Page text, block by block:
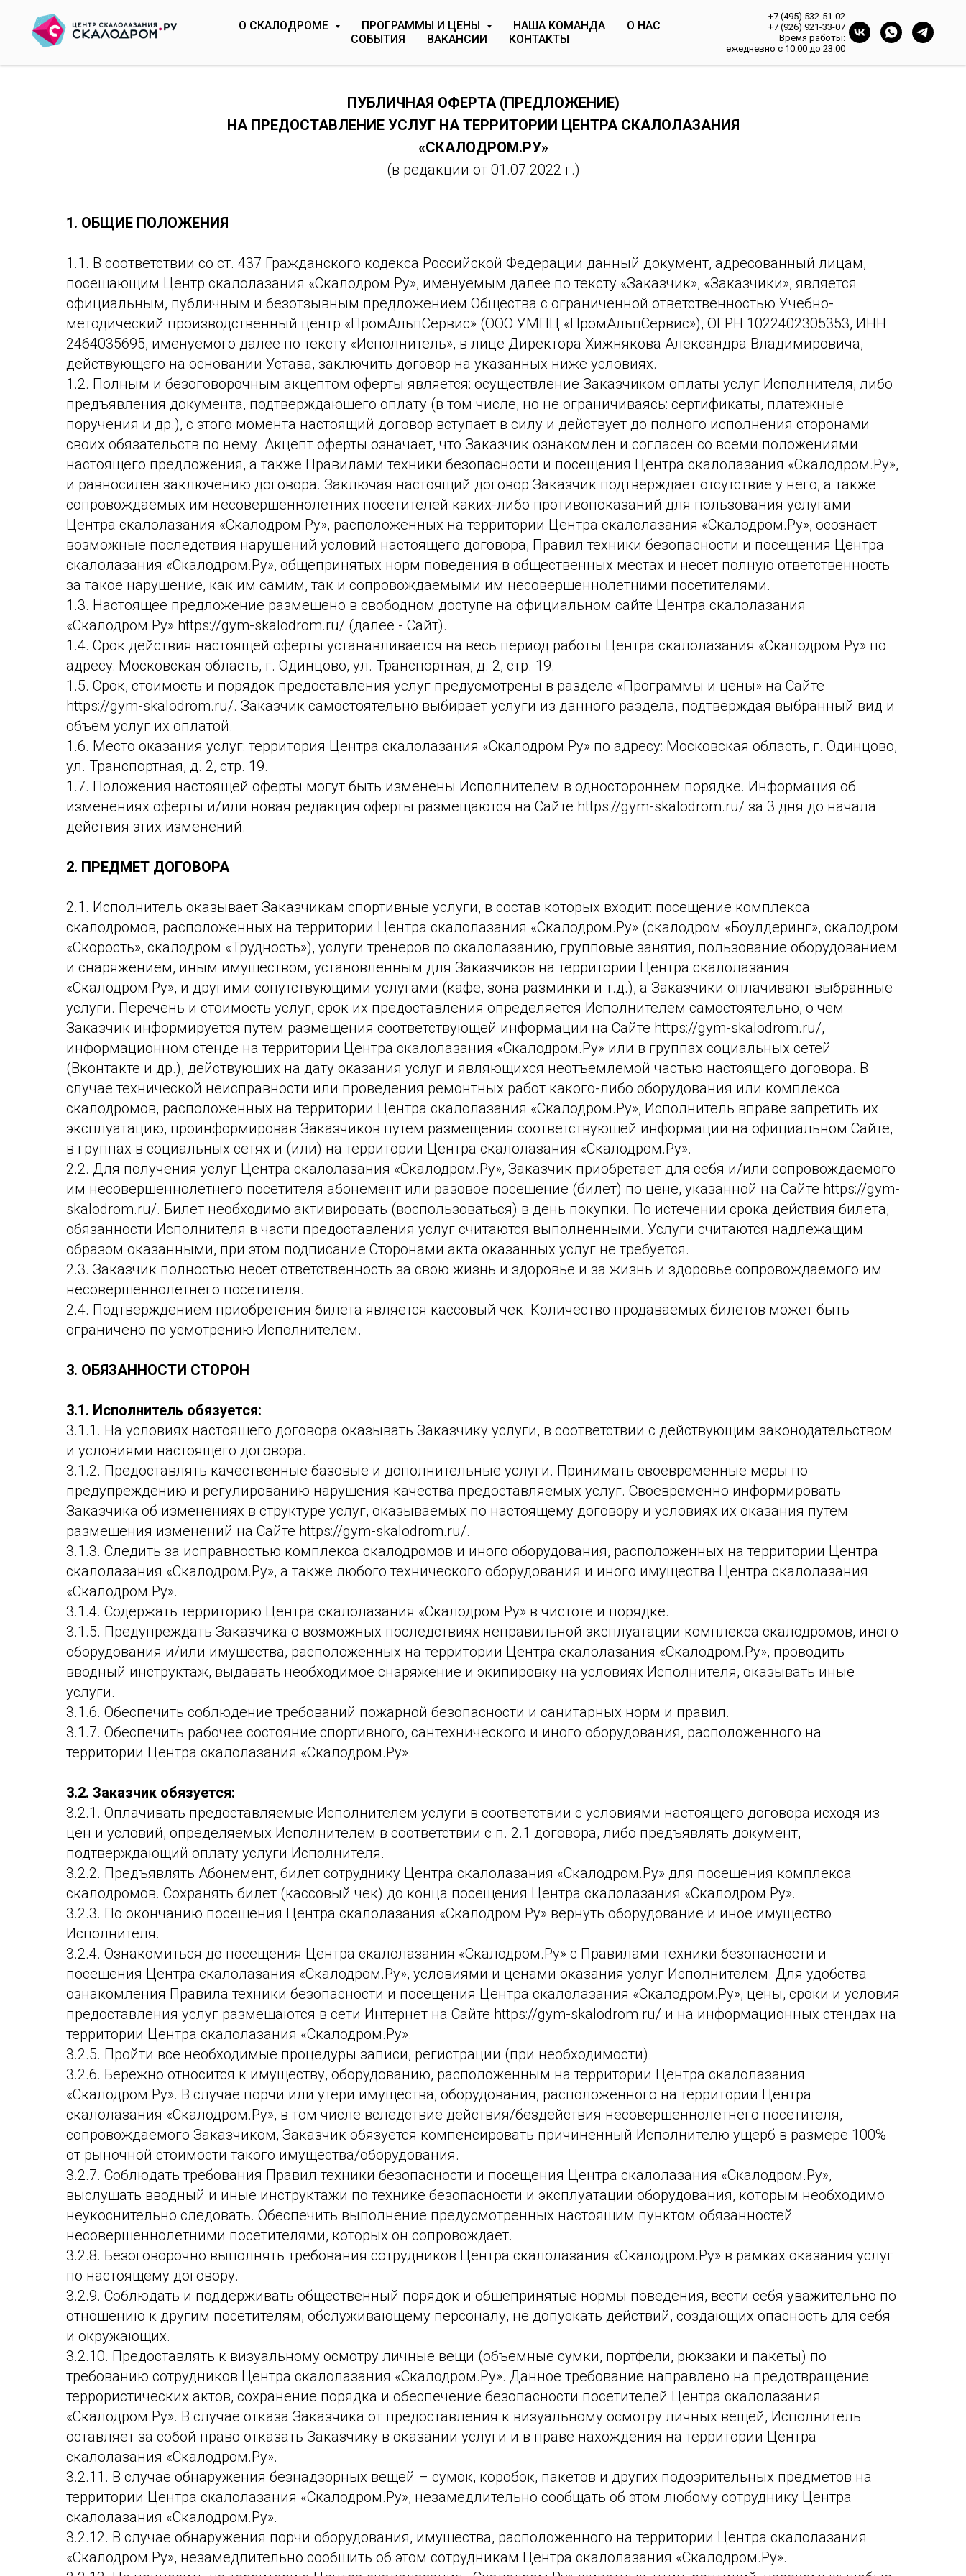
О СКАЛОДРОМЕ ПРОГРАММЫ И ЦЕНЫ НАША КОМАНДА
О НАС
СОБЫТИЯ
ВАКАНСИИ КОНТАКТЫ
+7 (495) 532-51-02
+7 (926) 921-33-07
Время работы:
ежедневно с 10:00 до 23:00
ПУБЛИЧНАЯ ОФЕРТА (ПРЕДЛОЖЕНИЕ)
НА ПРЕДОСТАВЛЕНИЕ УСЛУГ НА ТЕРРИТОРИИ ЦЕНТРА СКАЛОЛАЗАНИЯ
«СКАЛОДРОМ.РУ»
(в редакции от 01.07.2022 г.)
1. ОБЩИЕ ПОЛОЖЕНИЯ
1.1. В соответствии со ст. 437 Гражданского кодекса Российской Федерации данный документ, адресованный лицам,
посещающим Центр скалолазания «Скалодром.Ру», именуемым далее по тексту «Заказчик», «Заказчики», является
официальным, публичным и безотзывным предложением Общества с ограниченной ответственностью Учебно-
методический производственный центр «ПромАльпСервис» (ООО УМПЦ «ПромАльпСервис»), ОГРН 1022402305353, ИНН
2464035695, именуемого далее по тексту «Исполнитель», в лице Директора Хижнякова Александра Владимировича,
действующего на основании Устава, заключить договор на указанных ниже условиях.
1.2. Полным и безоговорочным акцептом оферты является: осуществление Заказчиком оплаты услуг Исполнителя, либо
предъявления документа, подтверждающего оплату (в том числе, но не ограничиваясь: сертификаты, платежные
поручения и др.), с этого момента настоящий договор вступает в силу и действует до полного исполнения сторонами
своих обязательств по нему. Акцепт оферты означает, что Заказчик ознакомлен и согласен со всеми положениями
настоящего предложения, а также Правилами техники безопасности и посещения Центра скалолазания «Скалодром.Ру»,
и равносилен заключению договора. Заключая настоящий договор Заказчик подтверждает отсутствие у него, а также
сопровождаемых им несовершеннолетних посетителей каких-либо противопоказаний для пользования услугами
Центра скалолазания «Скалодром.Ру», расположенных на территории Центра скалолазания «Скалодром.Ру», осознает
возможные последствия нарушений условий настоящего договора, Правил техники безопасности и посещения Центра
скалолазания «Скалодром.Ру», общепринятых норм поведения в общественных местах и несет полную ответственность
за такое нарушение, как им самим, так и сопровождаемыми им несовершеннолетними посетителями.
1.3. Настоящее предложение размещено в свободном доступе на официальном сайте Центра скалолазания
«Скалодром.Ру» https://gym-skalodrom.ru/ (далее - Сайт).
1.4. Срок действия настоящей оферты устанавливается на весь период работы Центра скалолазания «Скалодром.Ру» по
адресу: Московская область, г. Одинцово, ул. Транспортная, д. 2, стр. 19.
1.5. Срок, стоимость и порядок предоставления услуг предусмотрены в разделе «Программы и цены» на Сайте
https://gym-skalodrom.ru/. Заказчик самостоятельно выбирает услуги из данного раздела, подтверждая выбранный вид и
объем услуг их оплатой.
1.6. Место оказания услуг: территория Центра скалолазания «Скалодром.Ру» по адресу: Московская область, г. Одинцово,
ул. Транспортная, д. 2, стр. 19.
1.7. Положения настоящей оферты могут быть изменены Исполнителем в одностороннем порядке. Информация об
изменениях оферты и/или новая редакция оферты размещаются на Сайте https://gym-skalodrom.ru/ за 3 дня до начала
действия этих изменений.
2. ПРЕДМЕТ ДОГОВОРА
2.1. Исполнитель оказывает Заказчикам спортивные услуги, в состав которых входит: посещение комплекса
скалодромов, расположенных на территории Центра скалолазания «Скалодром.Ру» (скалодром «Боулдеринг», скалодром
«Скорость», скалодром «Трудность»), услуги тренеров по скалолазанию, групповые занятия, пользование оборудованием
и снаряжением, иным имуществом, установленным для Заказчиков на территории Центра скалолазания
«Скалодром.Ру», и другими сопутствующими услугами (кафе, зона разминки и т.д.), а Заказчики оплачивают выбранные
услуги. Перечень и стоимость услуг, срок их предоставления определяется Исполнителем самостоятельно, о чем
Заказчик информируется путем размещения соответствующей информации на Сайте https://gym-skalodrom.ru/,
информационном стенде на территории Центра скалолазания «Скалодром.Ру» или в группах социальных сетей
(Вконтакте и др.), действующих на дату оказания услуг и являющихся неотъемлемой частью настоящего договора. В
случае технической неисправности или проведения ремонтных работ какого-либо оборудования или комплекса
скалодромов, расположенных на территории Центра скалолазания «Скалодром.Ру», Исполнитель вправе запретить их
эксплуатацию, проинформировав Заказчиков путем размещения соответствующей информации на официальном Сайте,
в группах в социальных сетях и (или) на территории Центра скалолазания «Скалодром.Ру».
2.2. Для получения услуг Центра скалолазания «Скалодром.Ру», Заказчик приобретает для себя и/или сопровождаемого
им несовершеннолетнего посетителя абонемент или разовое посещение (билет) по цене, указанной на Сайте https://gym-
skalodrom.ru/. Билет необходимо активировать (воспользоваться) в день покупки. По истечении срока действия билета,
обязанности Исполнителя в части предоставления услуг считаются выполненными. Услуги считаются надлежащим
образом оказанными, при этом подписание Сторонами акта оказанных услуг не требуется.
2.3. Заказчик полностью несет ответственность за свою жизнь и здоровье и за жизнь и здоровье сопровождаемого им
несовершеннолетнего посетителя.
2.4. Подтверждением приобретения билета является кассовый чек. Количество продаваемых билетов может быть
ограничено по усмотрению Исполнителем.
3. ОБЯЗАННОСТИ СТОРОН
3.1. Исполнитель обязуется:
3.1.1. На условиях настоящего договора оказывать Заказчику услуги, в соответствии с действующим законодательством
и условиями настоящего договора.
3.1.2. Предоставлять качественные базовые и дополнительные услуги. Принимать своевременные меры по
предупреждению и регулированию нарушения качества предоставляемых услуг. Своевременно информировать
Заказчика об изменениях в структуре услуг, оказываемых по настоящему договору и условиях их оказания путем
размещения изменений на Сайте https://gym-skalodrom.ru/.
3.1.3. Следить за исправностью комплекса скалодромов и иного оборудования, расположенных на территории Центра
скалолазания «Скалодром.Ру», а также любого технического оборудования и иного имущества Центра скалолазания
«Скалодром.Ру».
3.1.4. Содержать территорию Центра скалолазания «Скалодром.Ру» в чистоте и порядке.
3.1.5. Предупреждать Заказчика о возможных последствиях неправильной эксплуатации комплекса скалодромов, иного
оборудования и/или имущества, расположенных на территории Центра скалолазания «Скалодром.Ру», проводить
вводный инструктаж, выдавать необходимое снаряжение и экипировку на условиях Исполнителя, оказывать иные
услуги.
3.1.6. Обеспечить соблюдение требований пожарной безопасности и санитарных норм и правил.
3.1.7. Обеспечить рабочее состояние спортивного, сантехнического и иного оборудования, расположенного на
территории Центра скалолазания «Скалодром.Ру».
3.2. Заказчик обязуется:
3.2.1. Оплачивать предоставляемые Исполнителем услуги в соответствии с условиями настоящего договора исходя из
цен и условий, определяемых Исполнителем в соответствии с п. 2.1 договора, либо предъявлять документ,
подтверждающий оплату услуги Исполнителя.
3.2.2. Предъявлять Абонемент, билет сотруднику Центра скалолазания «Скалодром.Ру» для посещения комплекса
скалодромов. Сохранять билет (кассовый чек) до конца посещения Центра скалолазания «Скалодром.Ру».
3.2.3. По окончанию посещения Центра скалолазания «Скалодром.Ру» вернуть оборудование и иное имущество
Исполнителя.
3.2.4. Ознакомиться до посещения Центра скалолазания «Скалодром.Ру» с Правилами техники безопасности и
посещения Центра скалолазания «Скалодром.Ру», условиями и ценами оказания услуг Исполнителем. Для удобства
ознакомления Правила техники безопасности и посещения Центра скалолазания «Скалодром.Ру», цены, сроки и условия
предоставления услуг размещаются в сети Интернет на Сайте https://gym-skalodrom.ru/ и на информационных стендах на
территории Центра скалолазания «Скалодром.Ру».
3.2.5. Пройти все необходимые процедуры записи, регистрации (при необходимости).
3.2.6. Бережно относится к имуществу, оборудованию, расположенным на территории Центра скалолазания
«Скалодром.Ру». В случае порчи или утери имущества, оборудования, расположенного на территории Центра
скалолазания «Скалодром.Ру», в том числе вследствие действия/бездействия несовершеннолетнего посетителя,
сопровождаемого Заказчиком, Заказчик обязуется компенсировать причиненный Исполнителю ущерб в размере 100%
от рыночной стоимости такого имущества/оборудования.
3.2.7. Соблюдать требования Правил техники безопасности и посещения Центра скалолазания «Скалодром.Ру»,
выслушать вводный и иные инструктажи по технике безопасности и эксплуатации оборудования, которым необходимо
неукоснительно следовать. Обеспечить выполнение предусмотренных настоящим пунктом обязанностей
несовершеннолетними посетителями, которых он сопровождает.
3.2.8. Безоговорочно выполнять требования сотрудников Центра скалолазания «Скалодром.Ру» в рамках оказания услуг
по настоящему договору.
3.2.9. Соблюдать и поддерживать общественный порядок и общепринятые нормы поведения, вести себя уважительно по
отношению к другим посетителям, обслуживающему персоналу, не допускать действий, создающих опасность для себя
и окружающих.
3.2.10. Предоставлять к визуальному осмотру личные вещи (объемные сумки, портфели, рюкзаки и пакеты) по
требованию сотрудников Центра скалолазания «Скалодром.Ру». Данное требование направлено на предотвращение
террористических актов, сохранение порядка и обеспечение безопасности посетителей Центра скалолазания
«Скалодром.Ру». В случае отказа Заказчика от предоставления к визуальному осмотру личных вещей, Исполнитель
оставляет за собой право отказать Заказчику в оказании услуги и в праве нахождения на территории Центра
скалолазания «Скалодром.Ру».
3.2.11. В случае обнаружения безнадзорных вещей – сумок, коробок, пакетов и других подозрительных предметов на
территории Центра скалолазания «Скалодром.Ру», незамедлительно сообщать об этом любому сотруднику Центра
скалолазания «Скалодром.Ру».
3.2.12. В случае обнаружения порчи оборудования, имущества, расположенного на территории Центра скалолазания
«Скалодром.Ру», незамедлительно сообщить об этом сотрудникам Центра скалолазания «Скалодром.Ру».